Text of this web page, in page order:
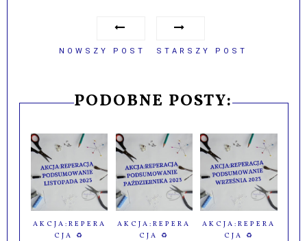
NOWSZY POST STARSZY POST
PODOBNE POSTY:
AKCJA:REPERA
CJA ♻️
AKCJA:REPERA
CJA ♻️
AKCJA:REPERA
CJA ♻️